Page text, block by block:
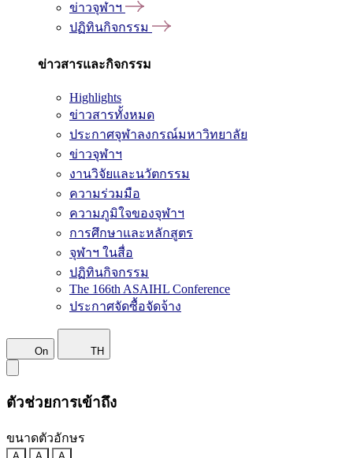
ข่าวจุฬาฯ
ปฏิทินกิจกรรม
ข่าวสารและกิจกรรม
Highlights
ข่าวสารทั้งหมด
ประกาศจุฬาลงกรณ์มหาวิทยาลัย
ข่าวจุฬาฯ
งานวิจัยและนวัตกรรม
ความร่วมมือ
ความภูมิใจของจุฬาฯ
การศึกษาและหลักสูตร
จุฬาฯ ในสื่อ
ปฏิทินกิจกรรม
The 166th ASAIHL Conference
ประกาศจัดซื้อจัดจ้าง
On TH
ตัวช่วยการเข้าถึง
ขนาดตัวอักษร